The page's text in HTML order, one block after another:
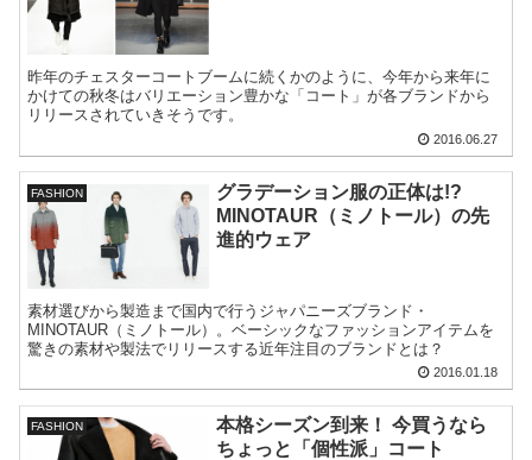
昨年のチェスターコートブームに続くかのように、今年から来年に
かけての秋冬はバリエーション豊かな「コート」が各ブランドから
リリースされていきそうです。
2016.06.27
FASHION
グラデーション服の正体は!?
MINOTAUR（ミノトール）の先
進的ウェア
素材選びから製造まで国内で行うジャパニーズブランド・
MINOTAUR（ミノトール）。ベーシックなファッションアイテムを
驚きの素材や製法でリリースする近年注目のブランドとは？
2016.01.18
FASHION
本格シーズン到来！ 今買うなら
ちょっと「個性派」コート